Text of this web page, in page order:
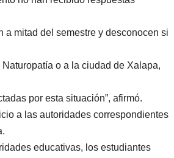
a mitad del semestre y desconocen si
o a la ciudad de Xalapa,
por esta situación”, afirmó.
a las autoridades correspondientes
educativas, los estudiantes